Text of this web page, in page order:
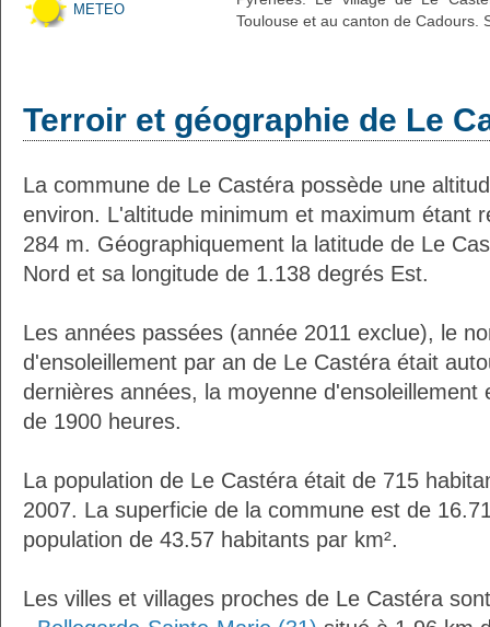
METEO
Toulouse et au canton de Cadours.
Terroir et géographie de Le
La commune de Le Castéra possède une
environ. L'altitude minimum et maximum étant
284 m. Géographiquement la latitude de Le
Nord et sa longitude de 1.138 degrés Est.
Les années passées (année 2011 exclue), le
d'ensoleillement par an de Le Castéra était
dernières années, la moyenne d'ensoleillement
de 1900 heures.
La population de Le Castéra était de 715
2007. La superficie de la commune est de
population de 43.57 habitants par km².
Les villes et villages proches de Le Castéra